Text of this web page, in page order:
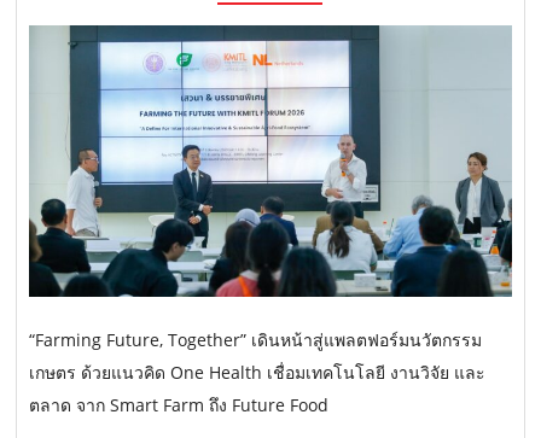
“Farming Future, Together” เดินหน้าสู่แพลตฟอร์มนวัตกรรม
เกษตร ด้วยแนวคิด One Health เชื่อมเทคโนโลยี งานวิจัย และ
ตลาด จาก Smart Farm ถึง Future Food